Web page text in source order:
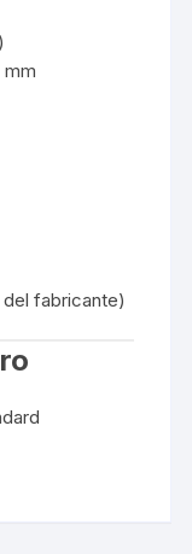
mm
del fabricante)